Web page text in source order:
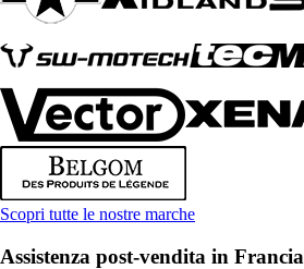
Scopri tutte le nostre marche
Assistenza post-vendita in Francia